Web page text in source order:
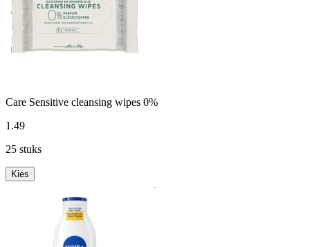
Care Sensitive cleansing wipes 0%
1 .49
25 stuks
Kies